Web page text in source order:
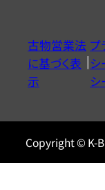
古物営業法
に基づく表
示
プ
シ
シ
Copyright © K-